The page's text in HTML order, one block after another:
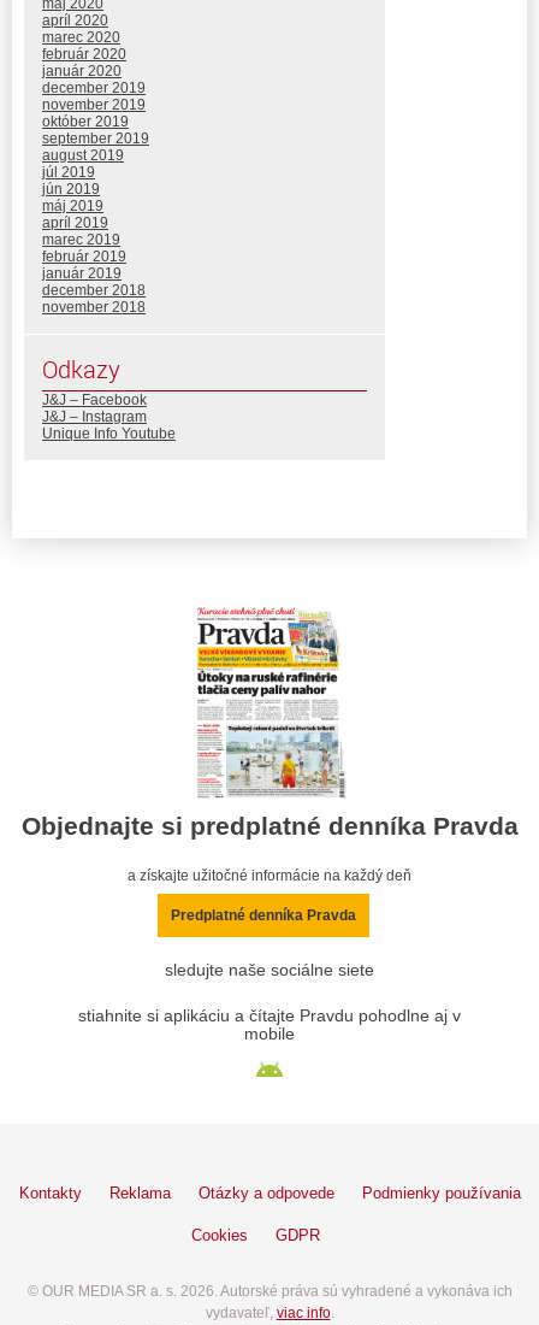
máj 2020
apríl 2020
marec 2020
február 2020
január 2020
december 2019
november 2019
október 2019
september 2019
august 2019
júl 2019
jún 2019
máj 2019
apríl 2019
marec 2019
február 2019
január 2019
december 2018
november 2018
Odkazy
J&J – Facebook
J&J – Instagram
Unique Info Youtube
Objednajte si predplatné denníka Pravda
a získajte užitočné informácie na každý deň
Predplatné denníka Pravda
sledujte naše sociálne siete
stiahnite si aplikáciu a čítajte Pravdu pohodlne aj v
mobile
Kontakty Reklama Otázky a odpovede Podmienky používania
Cookies GDPR
© OUR MEDIA SR a. s. 2026. Autorské práva sú vyhradené a vykonáva ich
vydavateľ, viac info.